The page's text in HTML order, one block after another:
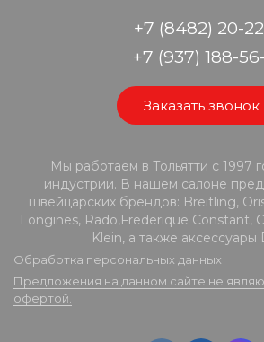
+7 (8482) 20-
+7 (937) 188-
Заказать звонок
Мы работаем в Тольятти с 1997
индустрии. В нашем салоне
швейцарских брендов: Breitling,
Longines, Rado,Frederique Constant,
Klein, а также аксессуары
Обработка персональных данных
Предложения на данном сайте не
офертой.